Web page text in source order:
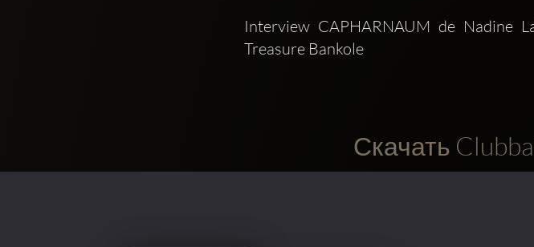
Interview CAPHARNAUM de Nadine
Treasure Bankole
Скачать